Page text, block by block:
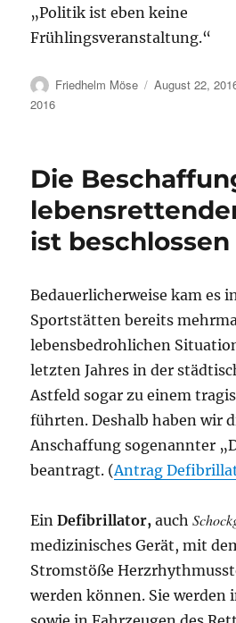
„Politik ist eben keine
Frühlingsveranstaltung.“
Autor
Friedhelm Möse
Veröffentlicht
August 22,
2016
Die
ist beschlossen
Bedauerlicherweise kam es
Sportstätten bereits
lebensbedrohlichen
letzten Jahres in der
Astfeld sogar zu einem
führten. Deshalb haben wir
Anschaffung sogenannter
beantragt. (Antrag
EinDefibrillator, auch
medizinisches Gerät, mit
Stromstöße
werden können. Sie werden